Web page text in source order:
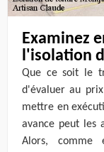
Examinez
l'isolation
Que ce soit le
d'évaluer au
mettre en
avance peut les
Alors, comme